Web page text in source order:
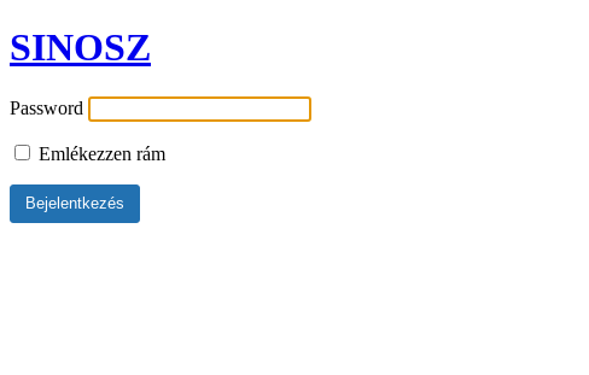
SINOSZ
Password
Emlékezzen rám